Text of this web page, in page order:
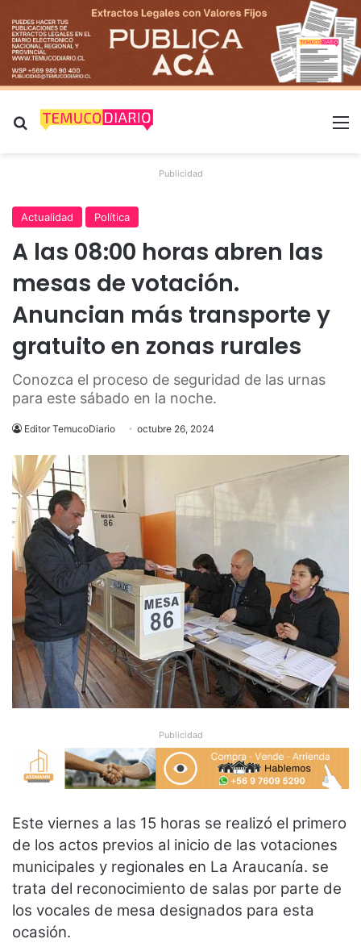
Buscar por
Publicidad
Actualidad Política
A las 08:00 horas abren las
mesas de votación.
Anuncian más transporte y
gratuito en zonas rurales
Conozca el proceso de seguridad de las urnas
para este sábado en la noche.
Editor TemucoDiario octubre 26, 2024
Publicidad
Este viernes a las 15 horas se realizó el primero
de los actos previos al inicio de las votaciones
municipales y regionales en La Araucanía. se
trata del reconocimiento de salas por parte de
los vocales de mesa designados para esta
ocasión.